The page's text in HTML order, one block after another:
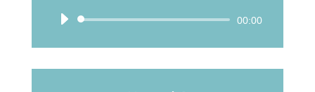
Audió
00:00